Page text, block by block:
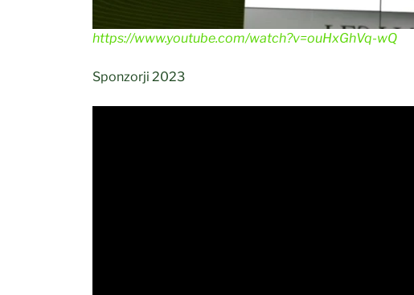
https://www.youtube.com/watch?v=ouHxGhVq-wQ
Sponzorji 2023